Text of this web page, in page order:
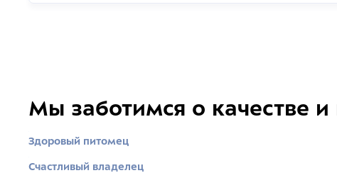
Мы заботимся о качестве и
Здоровый питомец
Счастливый владелец